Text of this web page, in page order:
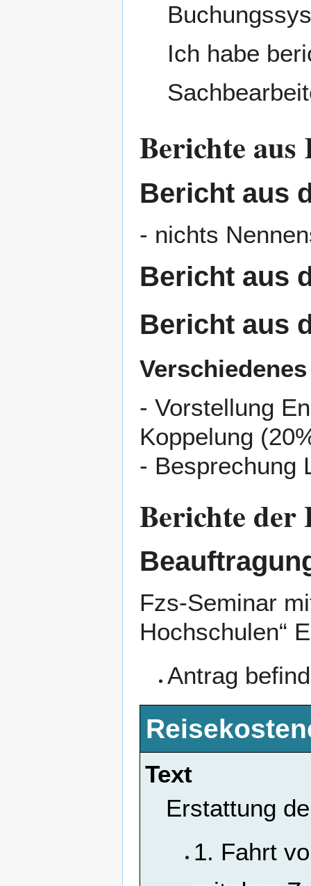
Ich habe
Berichte aus
Bericht aus
- nichts
Bericht aus
Bericht aus
Verschiedenes
- Vorstellung
Koppelung
- Besprechung
Berichte der
Fzs-Seminar
Hochschulen“
Antrag
Text
Erstattung
1. Fahrt